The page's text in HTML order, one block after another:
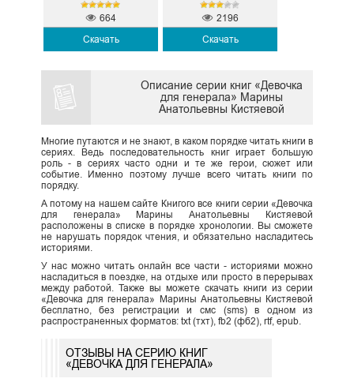
Скачать
664
Скачать
2196
Описание серии книг «Девочка
для генерала» Марины
Анатольевны Кистяевой
Многие путаются и не знают, в каком порядке читать книги в
сериях. Ведь последовательность книг играет большую
роль - в сериях часто одни и те же герои, сюжет или
событие. Именно поэтому лучше всего читать книги по
порядку.
А потому на нашем сайте Книгого все книги серии «Девочка
для генерала» Марины Анатольевны Кистяевой
расположены в списке в порядке хронологии. Вы сможете
не нарушать порядок чтения, и обязательно насладитесь
историями.
У нас можно читать онлайн все части - историями можно
насладиться в поездке, на отдыхе или просто в перерывах
между работой. Также вы можете скачать книги из серии
«Девочка для генерала» Марины Анатольевны Кистяевой
бесплатно, без регистрации и смс (sms) в одном из
распространенных форматов: txt (тхт), fb2 (фб2), rtf, epub.
ОТЗЫВЫ НА СЕРИЮ КНИГ
«ДЕВОЧКА ДЛЯ ГЕНЕРАЛА»